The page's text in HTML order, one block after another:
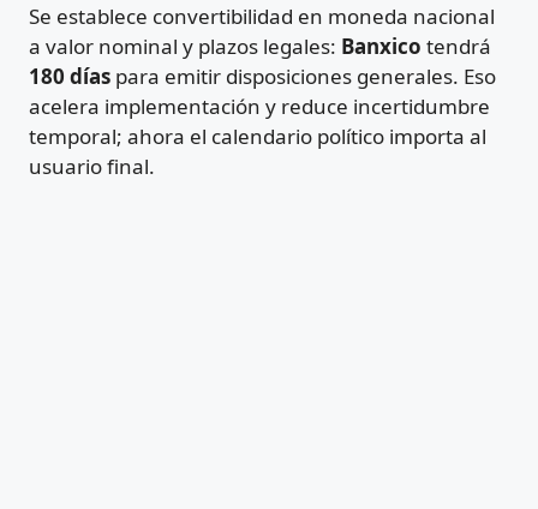
Se establece convertibilidad en moneda nacional
a valor nominal y plazos legales: Banxico tendrá
180 días para emitir disposiciones generales. Eso
acelera implementación y reduce incertidumbre
temporal; ahora el calendario político importa al
usuario final.